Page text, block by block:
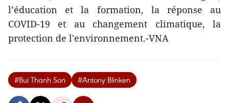
l’éducation et la formation, la réponse au
COVID-19 et au changement climatique, la
protection de l'environnement.-VNA
#Bui Thanh Son #Antony Blinken